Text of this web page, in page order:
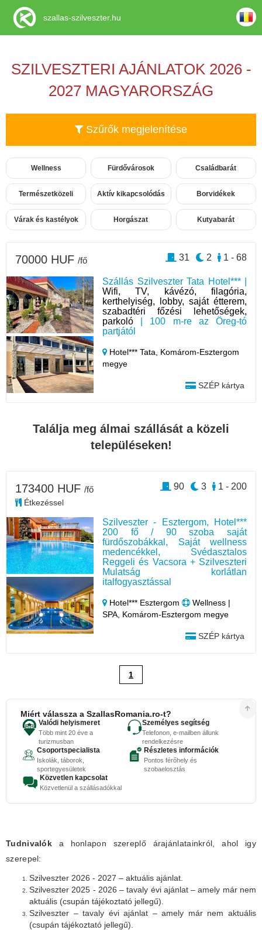
SZILVESZTERI AJÁNLATOK 2026 -
2027 MAGYARORSZÁG
Szűrők megjelenítése
Wellness Fürdővárosok Családbarát
Természetközeli Aktív kikapcsolódás Borvidékek
Várak és kastélyok Horgászat Kutyabarát
Szállás Szilveszter Tata Hotel*** |
Wifi, TV, kávézó, filagória,
kerthelyiség, lobby, saját étterem,
szabadtéri főzési lehetőségek,
parkoló | 100 m-re az Öreg-tó
partjától
Hotel*** Tata, Komárom-Esztergom
megye
SZÉP kártya
70000 HUF /fő 1 - 68
2
31
Találja meg álmai szállását a közeli
településeken!
Szilveszter - Esztergom, Hotel***
200 fő / 90 szoba saját
fürdőszobákkal, Saját wellness
medencékkel, Svédasztalos
Reggeli és Vacsora + Szilveszteri
Mulatság korlátlan
italfogyasztással
Hotel*** Esztergom
Wellness |
SPA, Komárom-Esztergom megye
SZÉP kártya
173400 HUF /fő
Étkezéssel
1 - 200
3
90
1
Miért válassza a SzallasRomania.ro-t?
Valódi helyismeret
Több mint 20 éve a
turizmusban
Személyes segítség
Telefonon, e-mailben állunk
rendelkezésre
Csoportspecialista
Iskolák, táborok,
sportegyesületek
Részletes információk
Pontos férőhely és
szobaelosztás
Közvetlen kapcsolat
Közvetlenül a szállásadókkal
Tudnivalók a honlapon szereplő árajánlatainkról, ahol igy
szerepel:
Szilveszter 2026 - 2027 – aktuális ajánlat.
Szilveszter 2025 - 2026 – tavaly évi ajánlat – amely már nem
aktuális (csupán tájékoztató jellegű).
Szilveszter – tavaly évi ajánlat – amely már nem aktuális
(csupán tájékoztató jellegű).
szallas-szilveszter.hu